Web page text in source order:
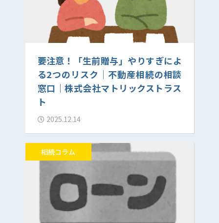
要注意！「生前贈与」やりすぎによ
る2つのリスク｜不動産相続の相談
窓口｜株式会社マトリックストラス
ト
2025.12.14
相続コラム